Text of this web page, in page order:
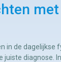
in de dagelijkse
diagnose.